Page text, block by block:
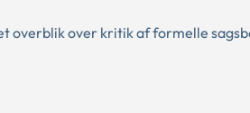
overblik over kritik af formelle